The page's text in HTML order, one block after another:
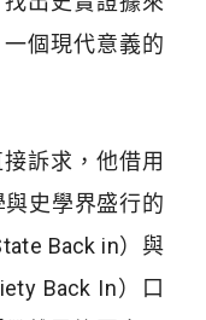
個現代意義的
訴求，他借用
史學界盛行的
Back in）與
Back In）口